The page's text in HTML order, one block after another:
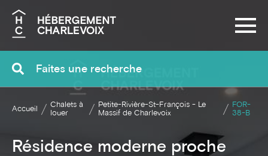
Recherche
Accueil
Chalets à
louer
Petite-Rivière-St-François - Le
Massif de Charlevoix
FOR-
38-B
Résidence moderne proche